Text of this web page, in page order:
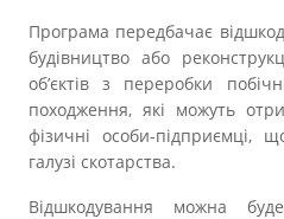
Програма передбачає
будівництво або
об’єктів з переробки
походження, які можуть
фізичні особи-підприємці,
галузі скотарства.
Відшкодування можна